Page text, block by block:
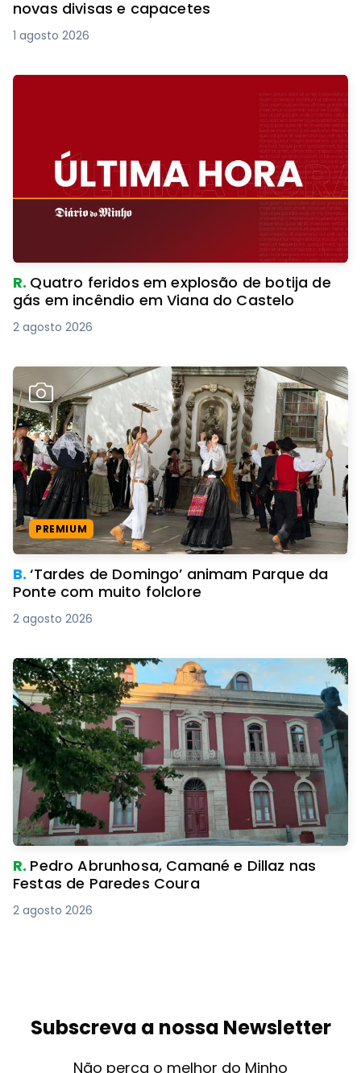
novas divisas e capacetes
1 agosto 2026
R. Quatro feridos em explosão de botija de
gás em incêndio em Viana do Castelo
2 agosto 2026
PREMIUM
B.‘Tardes de Domingo’ animam Parque da
Ponte com muito folclore
2 agosto 2026
R. Pedro Abrunhosa, Camané e Dillaz nas
Festas de Paredes Coura
2 agosto 2026
Subscreva a nossa Newsletter
Não perca o melhor do Minho